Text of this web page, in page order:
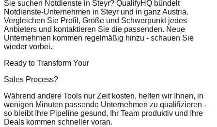
Sie suchen Notdienste in Steyr? QualifyHQ bündelt
Notdienste-Unternehmen in Steyr und in ganz Austria.
Vergleichen Sie Profil, Größe und Schwerpunkt jedes
Anbieters und kontaktieren Sie die passenden. Neue
Unternehmen kommen regelmäßig hinzu - schauen Sie
wieder vorbei.
Ready to Transform Your
Sales Process?
Während andere Tools nur Zeit kosten, helfen wir Ihnen, in
wenigen Minuten passende Unternehmen zu qualifizieren -
so bleibt Ihre Pipeline gesund, Ihr Team produktiv und Ihre
Deals kommen schneller voran.